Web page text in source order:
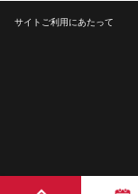
サイトご利用にあたって